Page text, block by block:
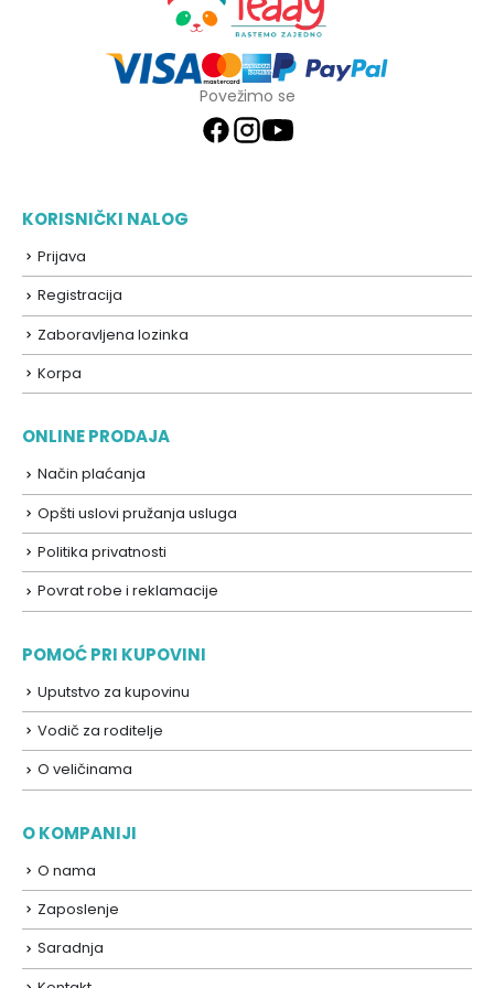
Povežimo se
KORISNIČKI NALOG
Prijava
Registracija
Zaboravljena lozinka
Korpa
ONLINE PRODAJA
Način plaćanja
Opšti uslovi pružanja usluga
Politika privatnosti
Povrat robe i reklamacije
POMOĆ PRI KUPOVINI
Uputstvo za kupovinu
Vodič za roditelje
O veličinama
O KOMPANIJI
O nama
Zaposlenje
Saradnja